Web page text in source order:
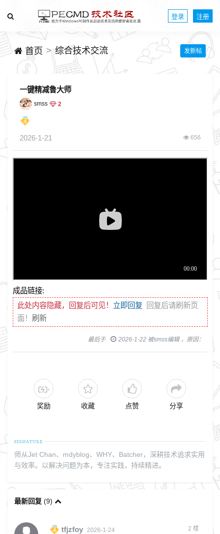
登录 注册
首页 综合技术交流 发新帖
一键精减鲁大师
smss 2
2026-1-21 656
成品链接:
此处内容隐藏，回复后可见！ 立即回复
回复后请刷新页
面！ 刷新
最后于 2026-1-22 被smss编辑 ，原因：
奖励 收藏 点赞 分享
师从Jet Chan、mdyblog、WHY、Batcher，深耕技术追求实用
与效率。以解决问题为本，专注实践，持续精进。
最新回复 (9)
tfjzfoy 2026-1-24 2 楼